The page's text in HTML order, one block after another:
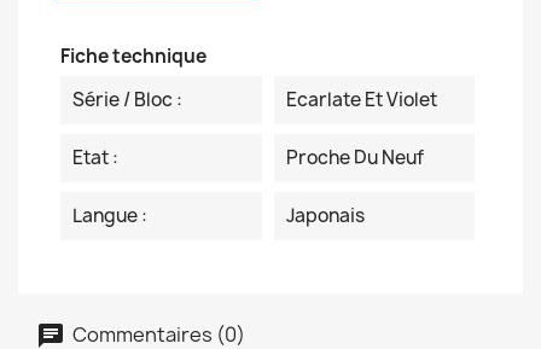
Fiche technique
Série / Bloc :
Ecarlate Et Violet
Etat : Proche Du Neuf
Langue : Japonais
Commentaires (0)